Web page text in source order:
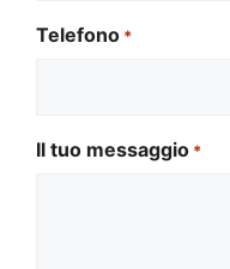
Telefono *
Il tuo messaggio *